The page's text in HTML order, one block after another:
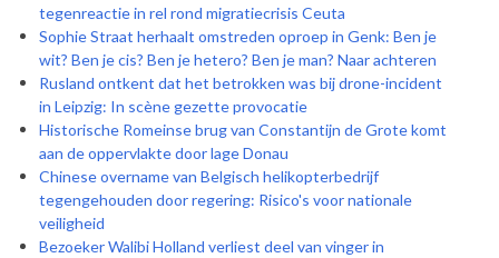
tegenreactie in rel rond migratiecrisis Ceuta
Sophie Straat herhaalt omstreden oproep in Genk: Ben je
wit? Ben je cis? Ben je hetero? Ben je man? Naar achteren
Rusland ontkent dat het betrokken was bij drone-incident
in Leipzig: In scène gezette provocatie
Historische Romeinse brug van Constantijn de Grote komt
aan de oppervlakte door lage Donau
Chinese overname van Belgisch helikopterbedrijf
tegengehouden door regering: Risico's voor nationale
veiligheid
Bezoeker Walibi Holland verliest deel van vinger in